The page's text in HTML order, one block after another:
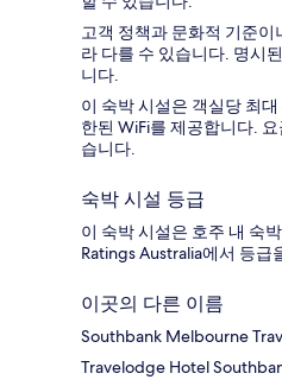
고객 정책과 문화적 기준
라 다를 수 있습니다. 명시
니다.
이 숙박 시설은 객실당 최
한된 WiFi를 제공합니다.
습니다.
숙박 시설 등급
이 숙박 시설은 호주 내 숙
Ratings Australia에서 등급
이곳의 다른 이름
Southbank Melbourne
Travelodge Hotel